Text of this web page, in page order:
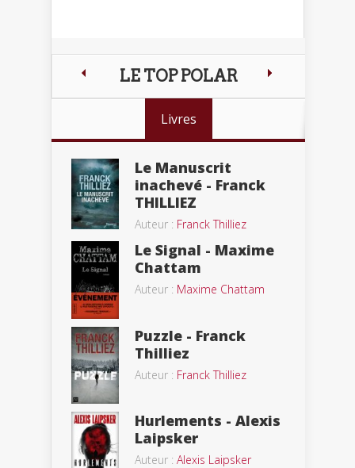
LE TOP POLAR
Livres
Le Manuscrit
inachevé - Franck
THILLIEZ
Auteur : Franck Thilliez
Le Signal - Maxime
Chattam
Auteur : Maxime Chattam
Puzzle - Franck
Thilliez
Auteur : Franck Thilliez
Hurlements - Alexis
Laipsker
Auteur : Alexis Laipsker